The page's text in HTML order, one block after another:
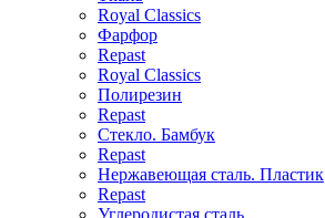
Royal Classics
Фарфор
Repast
Royal Classics
Полирезин
Repast
Стекло. Бамбук
Repast
Нержавеющая сталь. Пластик
Repast
Углеродистая сталь